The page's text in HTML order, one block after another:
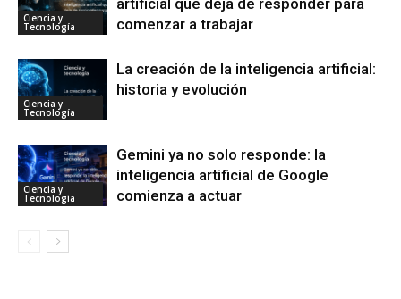
Ciencia y
Tecnología
artificial que deja de responder para
comenzar a trabajar
Ciencia y
Tecnología
La creación de la inteligencia artificial:
historia y evolución
Ciencia y
Tecnología
Gemini ya no solo responde: la
inteligencia artificial de Google
comienza a actuar